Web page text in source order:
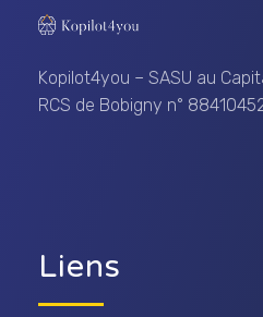
Kopilot4you – SASU au
RCS de Bobigny n°
Liens